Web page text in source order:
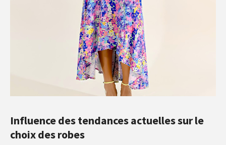
Influence des tendances actuelles sur le
choix des robes